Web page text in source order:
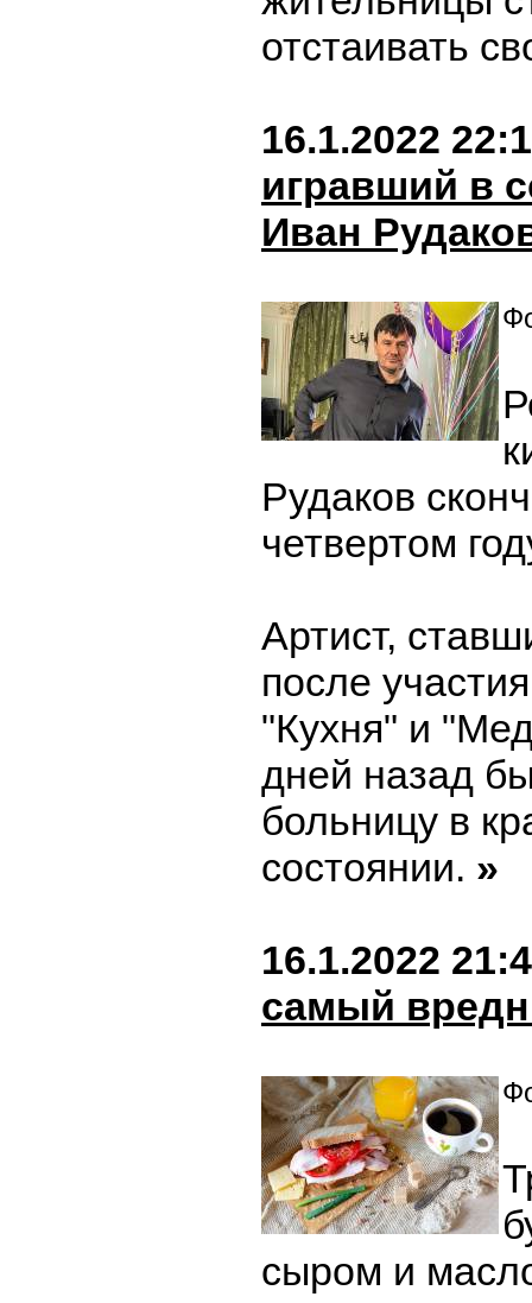
отстаивать
16.1.2022
игравший в
Иван
Рудаков
четвертом
Артист,
после
"Кухня" и
дней назад
больницу в
состоянии. »
16.1.2022
самый
сыром и